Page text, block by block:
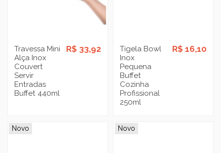
Travessa Mini
Alça Inox
Couvert
Servir
Entradas
Buffet 440ml
R$ 33,92
Tigela Bowl
Inox
Pequena
Buffet
Cozinha
Profissional
250ml
R$ 16,10
Novo Novo